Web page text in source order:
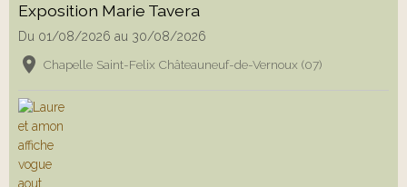
Exposition Marie Tavera
Du 01/08/2026 au 30/08/2026
Chapelle Saint-Felix Châteauneuf-de-Vernoux (07)